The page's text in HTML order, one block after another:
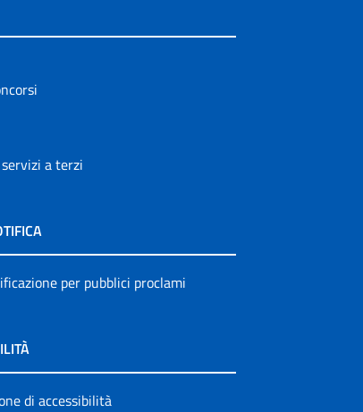
a terzi
per pubblici proclami
di accessibilità